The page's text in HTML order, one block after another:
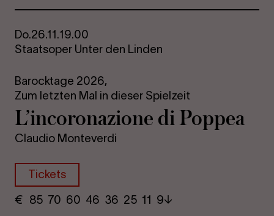
Do.26.11.19.00
Staatsoper Unter den Linden
Barocktage 2026,
Zum letzten Mal in dieser Spielzeit
L’in­co­ro­na­zio­ne di Pop­pea
Claudio Monteverdi
Tickets
€ ​ 85 70 60​ 46 36 25​ 11 9